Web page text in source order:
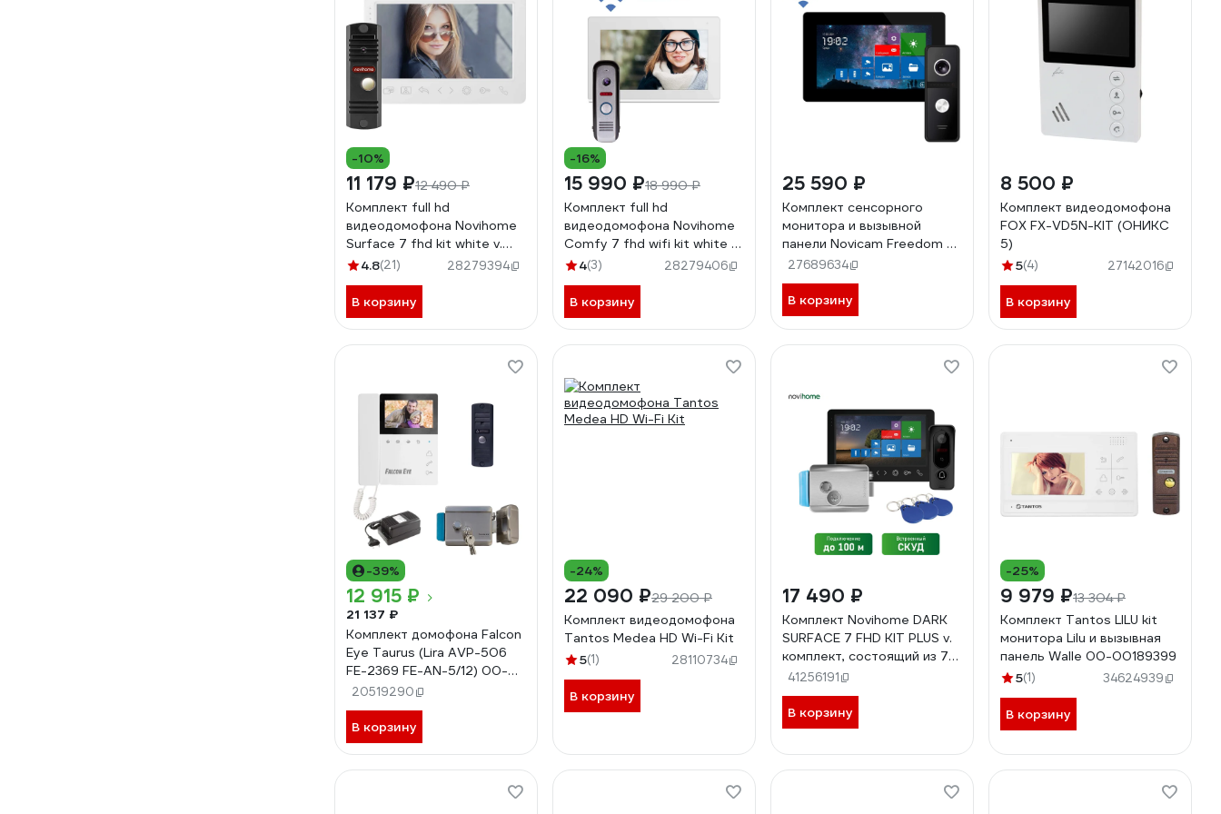
-10%
11 179 ₽12 490 ₽
Комплект full hd
видеодомофона Novihome
Surface 7 fhd kit white v.
4255
4.8(21) 28279394
В корзину
-16%
15 990 ₽18 990 ₽
Комплект full hd
видеодомофона Novihome
Comfy 7 fhd wifi kit white с
wifi v. 4099
4(3) 28279406
В корзину
25 590 ₽
Комплект сенсорного
монитора и вызывной
панели Novicam Freedom 7
night fhd wifi kit 4228
27689634
В корзину
8 500 ₽
Комплект видеодомофона
FOX FX-VD5N-KIT (ОНИКС
5)
5(4) 27142016
В корзину
-39%
12 915 ₽
21 137 ₽
Комплект домофона Falcon
Eye Taurus (Lira AVP-506
FE-2369 FE-AN-5/12) 00-
00190821
20519290
В корзину
-24%
22 090 ₽29 200 ₽
Комплект видеодомофона
Tantos Medea HD Wi-Fi Kit
5(1) 28110734
В корзину
17 490 ₽
Комплект Novihome DARK
SURFACE 7 FHD KIT PLUS v.
комплект, состоящий из 7
Full HD видеодомофона,
вызывной панели со СКУД
и электромеханического
замка 4298
41256191
В корзину
-25%
9 979 ₽13 304 ₽
Комплект Tantos LILU kit
монитора Lilu и вызывная
панель Walle 00-00189399
5(1) 34624939
В корзину